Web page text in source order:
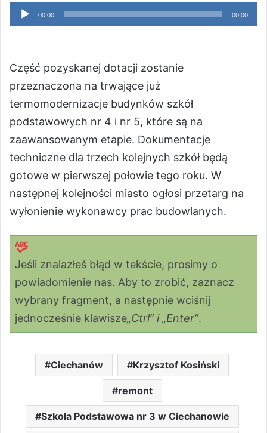
Odtwarzacz
plików
00:00 00:00
Część pozyskanej dotacji zostanie
przeznaczona na trwające już
termomodernizacje budynków szkół
podstawowych nr 4 i nr 5, które są na
zaawansowanym etapie. Dokumentacje
techniczne dla trzech kolejnych szkół będą
gotowe w pierwszej połowie tego roku. W
następnej kolejności miasto ogłosi przetarg na
wyłonienie wykonawcy prac budowlanych.
Jeśli znalazłeś błąd w tekście, prosimy o
powiadomienie nas. Aby to zrobić, zaznacz
wybrany fragment, a następnie wciśnij
jednocześnie klawisze„Ctrl” i „Enter”.
Ciechanów Krzysztof Kosiński
remont
Szkoła Podstawowa nr 3 w Ciechanowie